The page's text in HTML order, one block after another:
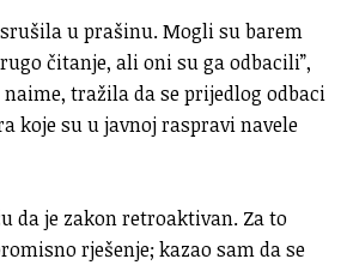
srušila u prašinu. Mogli su barem
čitanje, ali oni su ga odbacili”,
naime, tražila da se prijedlog odbaci
koje su u javnoj raspravi navele
da je zakon retroaktivan. Za to
rješenje; kazao sam da se